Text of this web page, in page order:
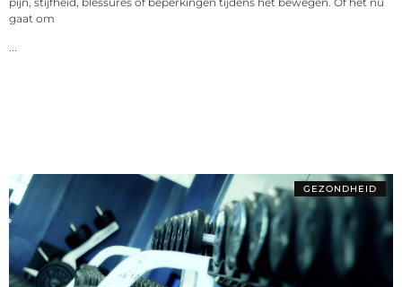
gaat om
...
GEZONDHEID